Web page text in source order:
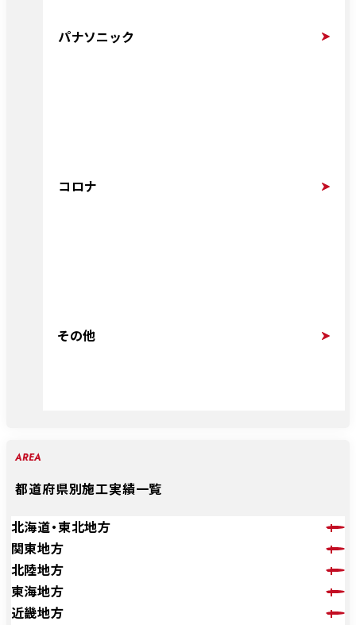
パナソニック
コロナ
その他
AREA
都道府県別施工実績一覧
北海道・東北地方
関東地方
北陸地方
東海地方
近畿地方